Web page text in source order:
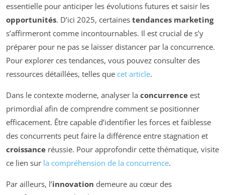
essentielle pour anticiper les évolutions futures et saisir les
opportunités. D’ici 2025, certaines tendances marketing
s’affirmeront comme incontournables. Il est crucial de s’y
préparer pour ne pas se laisser distancer par la concurrence.
Pour explorer ces tendances, vous pouvez consulter des
ressources détaillées, telles que cet article.
Dans le contexte moderne, analyser la concurrence est
primordial afin de comprendre comment se positionner
efficacement. Être capable d’identifier les forces et faiblesse
des concurrents peut faire la différence entre stagnation et
croissance réussie. Pour approfondir cette thématique, visite
ce lien sur la compréhension de la concurrence.
Par ailleurs, l’innovation demeure au cœur des